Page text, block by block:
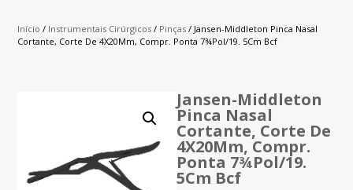
Início / Instrumentais Cirúrgicos / Pinças / Jansen-Middleton Pinca Nasal
Cortante, Corte De 4X20Mm, Compr. Ponta 7¾Pol/19. 5Cm Bcf
Jansen-Middleton
Pinca Nasal
Cortante, Corte De
4X20Mm, Compr.
Ponta 7¾Pol/19.
5Cm Bcf